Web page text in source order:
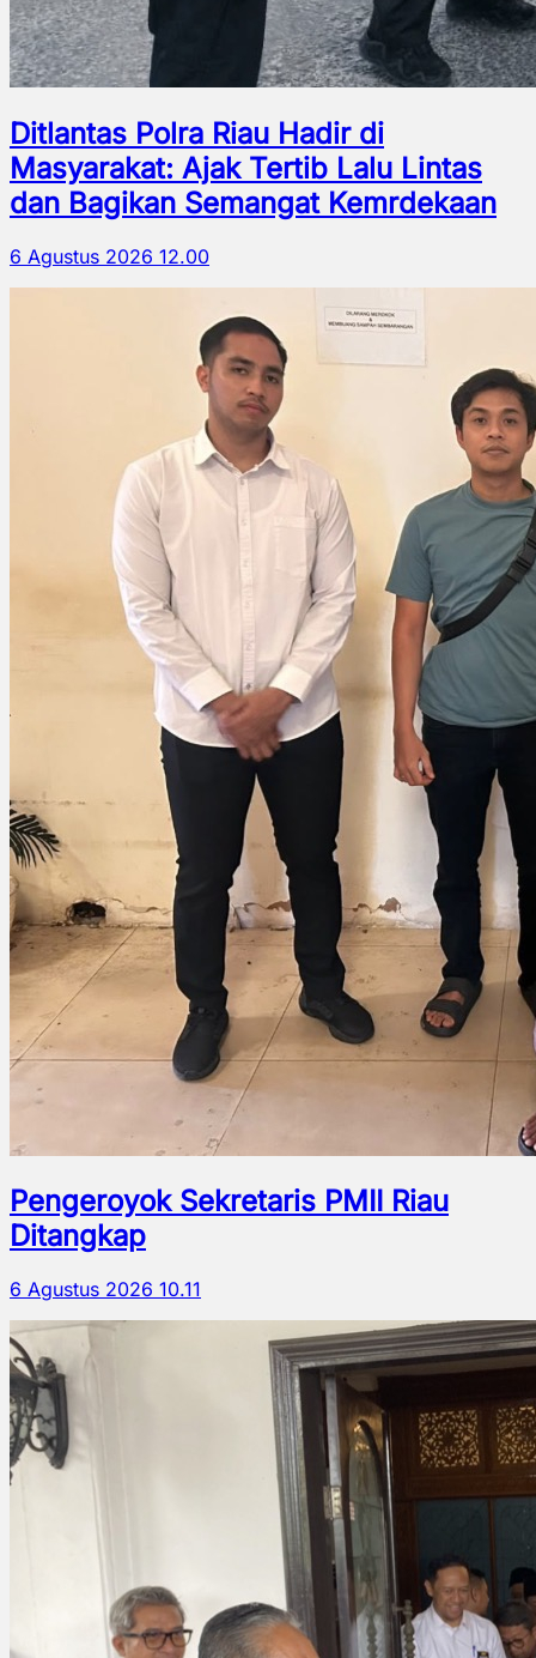
Ditlantas Polra Riau Hadir di
Masyarakat: Ajak Tertib Lalu Lintas
dan Bagikan Semangat Kemrdekaan
6 Agustus 2026 12.00
Pengeroyok Sekretaris PMII Riau
Ditangkap
6 Agustus 2026 10.11